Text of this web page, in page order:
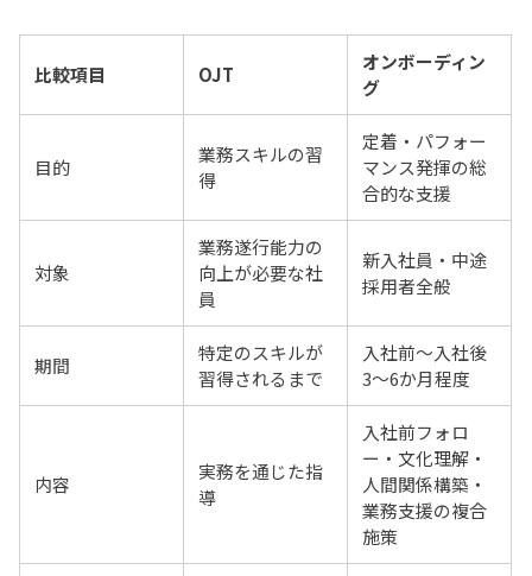
比較項目 OJT
オンボーディン
グ
目的
業務スキルの習
得
定着・パフォー
マンス発揮の総
合的な支援
対象
業務遂行能力の
向上が必要な社
員
新入社員・中途
採用者全般
期間
特定のスキルが
習得されるまで
入社前〜入社後
3〜6か月程度
内容
実務を通じた指
導
入社前フォロ
ー・文化理解・
人間関係構築・
業務支援の複合
施策